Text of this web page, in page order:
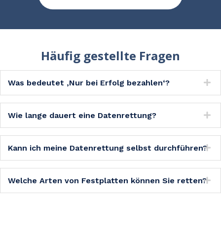
Häufig gestellte Fragen
Was bedeutet ‚Nur bei Erfolg bezahlen‘?
Wie lange dauert eine Datenrettung?
Kann ich meine Datenrettung selbst durchführen?
Welche Arten von Festplatten können Sie retten?